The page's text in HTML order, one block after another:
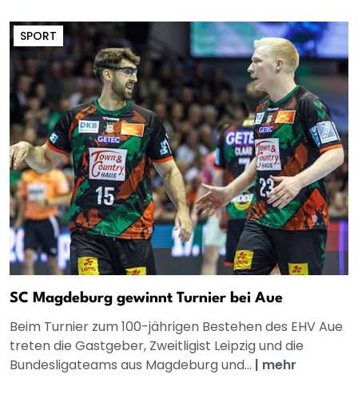
SPORT
SC Magdeburg gewinnt Turnier bei Aue
Beim Turnier zum 100-jährigen Bestehen des EHV Aue
treten die Gastgeber, Zweitligist Leipzig und die
Bundesligateams aus Magdeburg und... | mehr